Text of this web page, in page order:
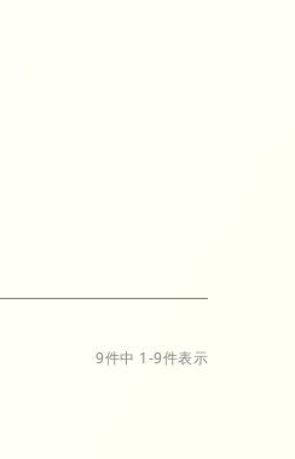
9件中 1-9件表示